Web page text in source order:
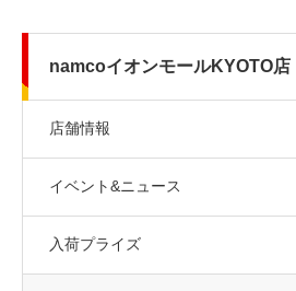
namcoイオンモールKYOTO店
店舗情報
イベント&ニュース
入荷プライズ